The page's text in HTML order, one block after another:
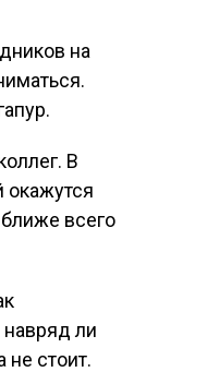
на
В
окажутся
всего
ли
стоит.